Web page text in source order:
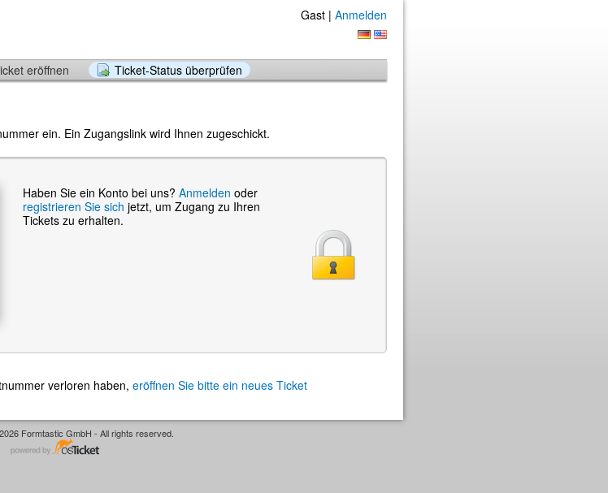
Gast | Anmelden
eröffnen Ticket-Status überprüfen
ein. Ein Zugangslink wird Ihnen zugeschickt.
Haben Sie ein Konto bei uns? Anmelden oder
registrieren Sie sich jetzt, um Zugang zu Ihren
Tickets zu erhalten.
verloren haben, eröffnen Sie bitte ein neues Ticket
Formtastic GmbH - All rights reserved.